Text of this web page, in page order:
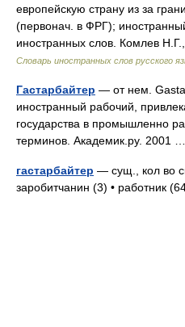
европейскую страну из за
(первонач. в ФРГ);
иностранных слов. Комлев
Словарь иностранных слов русского
Гастарбайтер — от нем.
иностранный рабочий,
государства в промышленно
терминов. Академик.ру. 2001
гастарбайтер — сущ., кол во
заробитчанин (3) • работник